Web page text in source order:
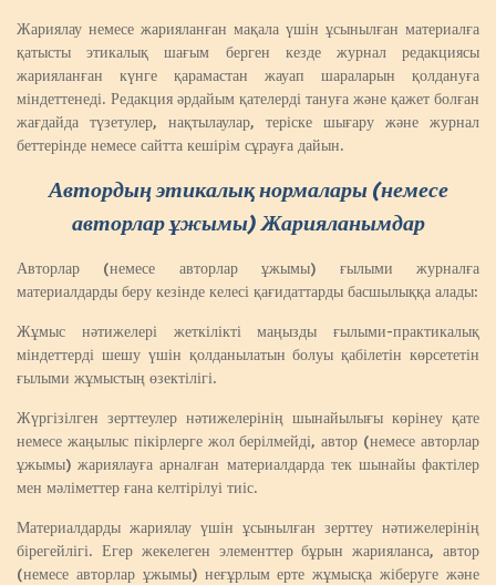
Жариялау немесе жарияланған мақала үшін ұсынылған материалға
қатысты этикалық шағым берген кезде журнал редакциясы
жарияланған күнге қарамастан жауап шараларын қолдануға
міндеттенеді. Редакция әрдайым қателерді тануға және қажет болған
жағдайда түзетулер, нақтылаулар, теріске шығару және журнал
беттерінде немесе сайтта кешірім сұрауға дайын.
Автордың этикалық нормалары (немесе
авторлар ұжымы) Жарияланымдар
Авторлар (немесе авторлар ұжымы) ғылыми журналға
материалдарды беру кезінде келесі қағидаттарды басшылыққа алады:
Жұмыс нәтижелері жеткілікті маңызды ғылыми-практикалық
міндеттерді шешу үшін қолданылатын болуы қабілетін көрсететін
ғылыми жұмыстың өзектілігі.
Жүргізілген зерттеулер нәтижелерінің шынайылығы көрінеу қате
немесе жаңылыс пікірлерге жол берілмейді, автор (немесе авторлар
ұжымы) жариялауға арналған материалдарда тек шынайы фактілер
мен мәліметтер ғана келтірілуі тиіс.
Материалдарды жариялау үшін ұсынылған зерттеу нәтижелерінің
бірегейлігі. Егер жекелеген элементтер бұрын жарияланса, автор
(немесе авторлар ұжымы) неғұрлым ерте жұмысқа жіберуге және